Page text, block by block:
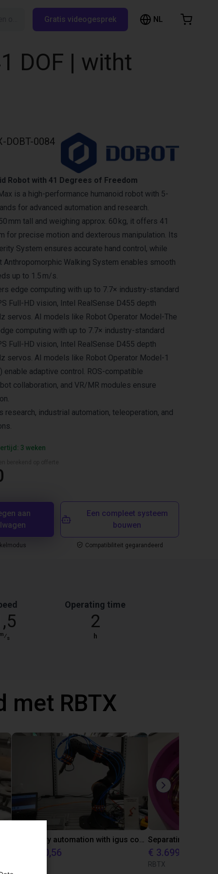
Gratis videogesprek NL
DOF | witht
DOBT-0084
Robot with 41 Degrees of Freedom
is a high-performance humanoid robot with 5-
for advanced automation and research.
mm tall and weighing approx. 60 kg, it offers 41
for precise motion and dexterous manipulation. Its
System ensures accurate hand control, while
Anthropomorphic Walking System enables smooth
up to 1.5 m/s.
edge computing with up to 7.7× industry-standard
Full-HD vision, Intel RealSense D455 depth
servos. AI models like Robot Operator Model-The
computing with up to 7.7× industry-standard
Full-HD vision, Intel RealSense D455 depth
servos. AI models like Robot Operator Model-1
enable adaptive control. ROS-compatible
collaboration, and VR/MR modules ensure
industrial automation, teleoperation, and
3 weken
aan
Een compleet systeem
bouwen
Compatibiliteit gegarandeerd
m⁄s
Operating time
2
h
met RBTX
Laboratory automation with igus cobot ReBeL 6DOF
€ 10.870,56 € 3.699
RBTX
Blader door de webshop